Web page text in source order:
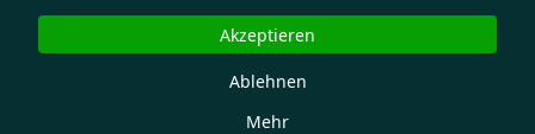
Mehr
Ablehnen
Akzeptieren